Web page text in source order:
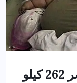
أسمن امرأة بالعالم تخسر 262 كيلو